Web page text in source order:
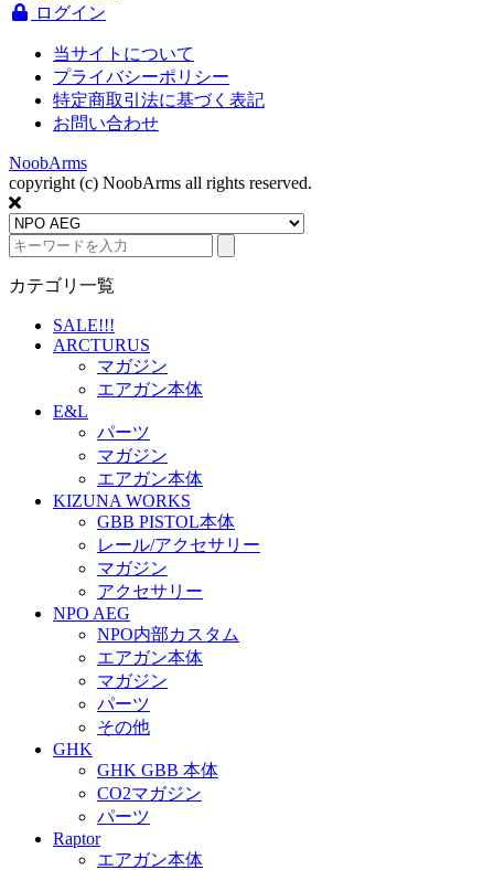
ログイン
当サイトについて
プライバシーポリシー
特定商取引法に基づく表記
お問い合わせ
NoobArms
copyright (c) NoobArms all rights reserved.
カテゴリ一覧
SALE!!!
ARCTURUS
マガジン
エアガン本体
E&L
パーツ
マガジン
エアガン本体
KIZUNA WORKS
GBB PISTOL本体
レール/アクセサリー
マガジン
アクセサリー
NPO AEG
NPO内部カスタム
エアガン本体
マガジン
パーツ
その他
GHK
GHK GBB 本体
CO2マガジン
パーツ
Raptor
エアガン本体